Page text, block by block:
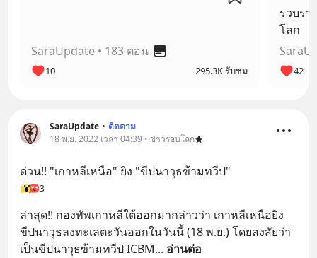
SaraUpdate • 183 ตอน
10 295.3K รับชม
รวบร
โลก
42
SaraUpdate • ติดตาม
18 พ.ย. 2022 เวลา 04:39 • ข่าวรอบโลก
ด่วน!! "เกาหลีเหนือ" ยิง "ขีปนาวุธข้ามทวีป"
3
ล่าสุด!! กองทัพเกาหลีใต้ออกมากล่าวว่า เกาหลีเหนือยิง
ขีปนาวุธลงทะเลตะวันออกในวันนี้ (18 พ.ย.) โดยสงสัยว่า
เป็นขีปนาวุธข้ามทวีป ICBM... อ่านต่อ